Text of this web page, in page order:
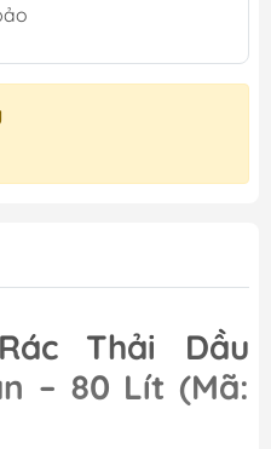
Thải Dầu
– 80 Lít (Mã: